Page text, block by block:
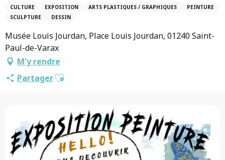
CULTURE EXPOSITION ARTS PLASTIQUES / GRAPHIQUES
PEINTURE
SCULPTURE
DESSIN
Musée Louis Jourdan, Place Louis Jourdan, 01240 Saint-
Paul-de-Varax
M'y rendre
PartagerAjouter aux favoris